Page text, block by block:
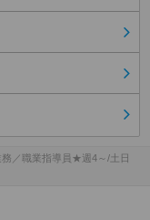
務／職業指導員★週4～/土日